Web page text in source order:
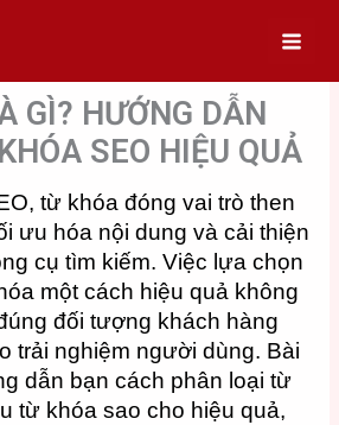
GÌ? HƯỚNG DẪN
SEO HIỆU QUẢ
từ khóa đóng vai trò then
ưu hóa nội dung và cải thiện
cụ tìm kiếm. Việc lựa chọn
một cách hiệu quả không
đối tượng khách hàng
trải nghiệm người dùng. Bài
dẫn bạn cách phân loại từ
từ khóa sao cho hiệu quả,